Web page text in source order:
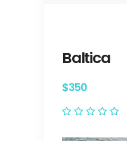
Baltica
$350